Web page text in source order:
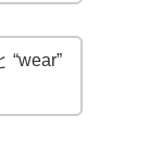
“wear”